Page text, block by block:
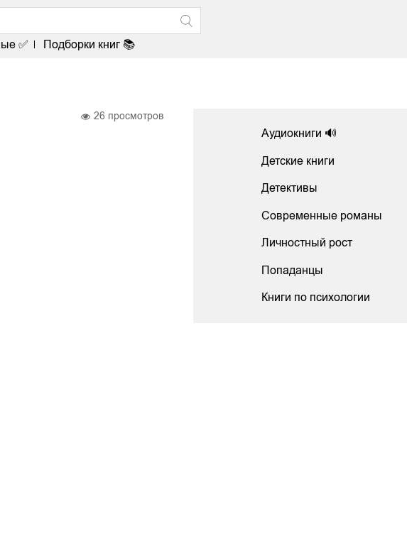
✅ Подборки книг 📚
26 просмотров
Аудиокниги 🔊
Детские книги
Детективы
Современные романы
Личностный рост
Попаданцы
Книги по психологии